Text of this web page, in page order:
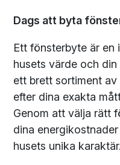
Dags att byta
Ett fönsterbyte är en
husets värde och
ett brett sortiment
efter dina exakta
Genom att välja rätt
dina
husets unika karaktär.